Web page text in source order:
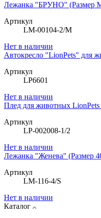
Лежанка "БРУНО" (Размер
Артикул
LM-00104-2/M
Нет в наличии
Автокресло "LionPets" для
Артикул
LP6601
Нет в наличии
Плед для животных
Артикул
LP-002008-1/2
Нет в наличии
Лежанка "Женева" (Размер
Артикул
LM-116-4/S
Нет в наличии
Каталог